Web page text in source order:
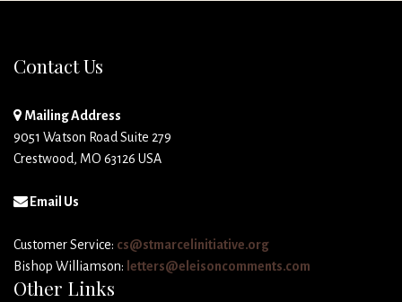
Contact Us
Mailing Address
9051 Watson Road Suite 279
Crestwood, MO 63126 USA
Email Us
Customer Service: cs@stmarcelinitiative.org
Bishop Williamson: letters@eleisoncomments.com
Other Links